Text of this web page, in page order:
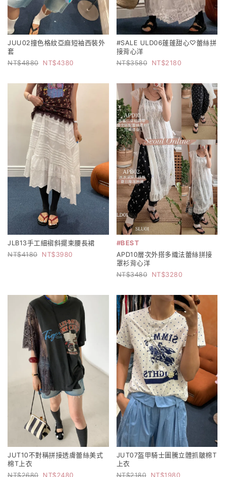
JUU02撞色格紋亞麻短袖西裝外
套
4880
4380
#SALE ULD06蓬蓬甜心♡蕾絲拼
接背心洋
3580
2180
JLB13手工細褶斜擺束腰長裙
4180
3980
#BEST
APD10層次外搭多織法蕾絲拼接
罩衫背心洋
3480
3280
JUT10不對稱拼接透膚蕾絲美式
棉T上衣
2680
2480
JUT07盔甲騎士圖騰立體抓皺棉T
上衣
2180
1980